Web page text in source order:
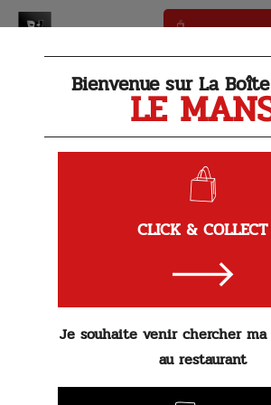
Click & Collect
Nos Salades
Coup de
Bienvenue sur La
LE
CLICK & COLLECT
Je souhaite venir chercher ma
au restaurant